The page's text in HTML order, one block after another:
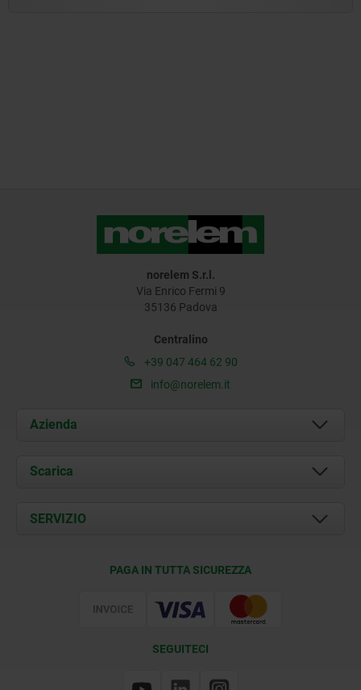
norelem S.r.l.
Via Enrico Fermi 9
35136 Padova
Centralino
+39 047 464 62 90
info@norelem.it
Azienda
Chi siamo
Contatti
Scarica
Documents
SERVIZIO
PAGA IN TUTTA SICUREZZA
SEGUITECI